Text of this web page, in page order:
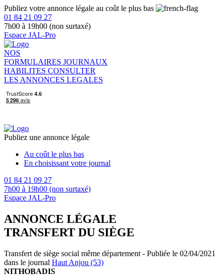
Publiez votre annonce légale au coût le plus bas
01 84 21 09 27
7h00 à 19h00 (non surtaxé)
Espace JAL-Pro
NOS
FORMULAIRES JOURNAUX
HABILITES CONSULTER
LES ANNONCES LEGALES
Publiez une annonce légale
Au coût le plus bas
En choisissant votre journal
01 84 21 09 27
7h00 à 19h00 (non surtaxé)
Espace JAL-Pro
ANNONCE LÉGALE
TRANSFERT DU SIÈGE
Transfert de siège social même département - Publiée le 02/04/2021
dans le journal Haut Anjou (53)
NITHOBADIS